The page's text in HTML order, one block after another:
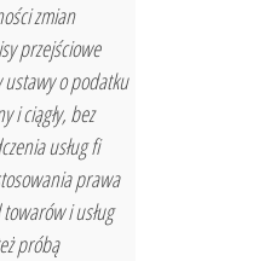
zmian
przejściowe
o podatku
i ciągły, bez
usług fi
prawa
i usług
próbą